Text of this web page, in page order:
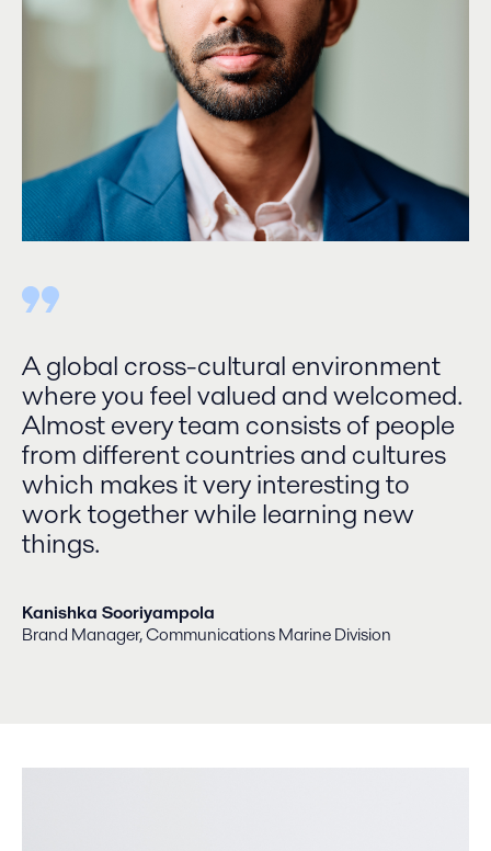
A global cross-cultural environment
where you feel valued and welcomed.
Almost every team consists of people
from different countries and cultures
which makes it very interesting to
work together while learning new
things.
Kanishka Sooriyampola
Brand Manager, Communications Marine Division